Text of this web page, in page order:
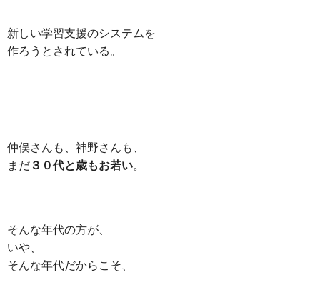
新しい学習支援のシステムを
作ろうとされている。
仲俣さんも、神野さんも、
まだ３０代と歳もお若い。
そんな年代の方が、
いや、
そんな年代だからこそ、